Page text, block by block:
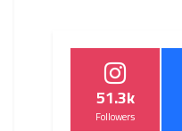
51.3k
Followers